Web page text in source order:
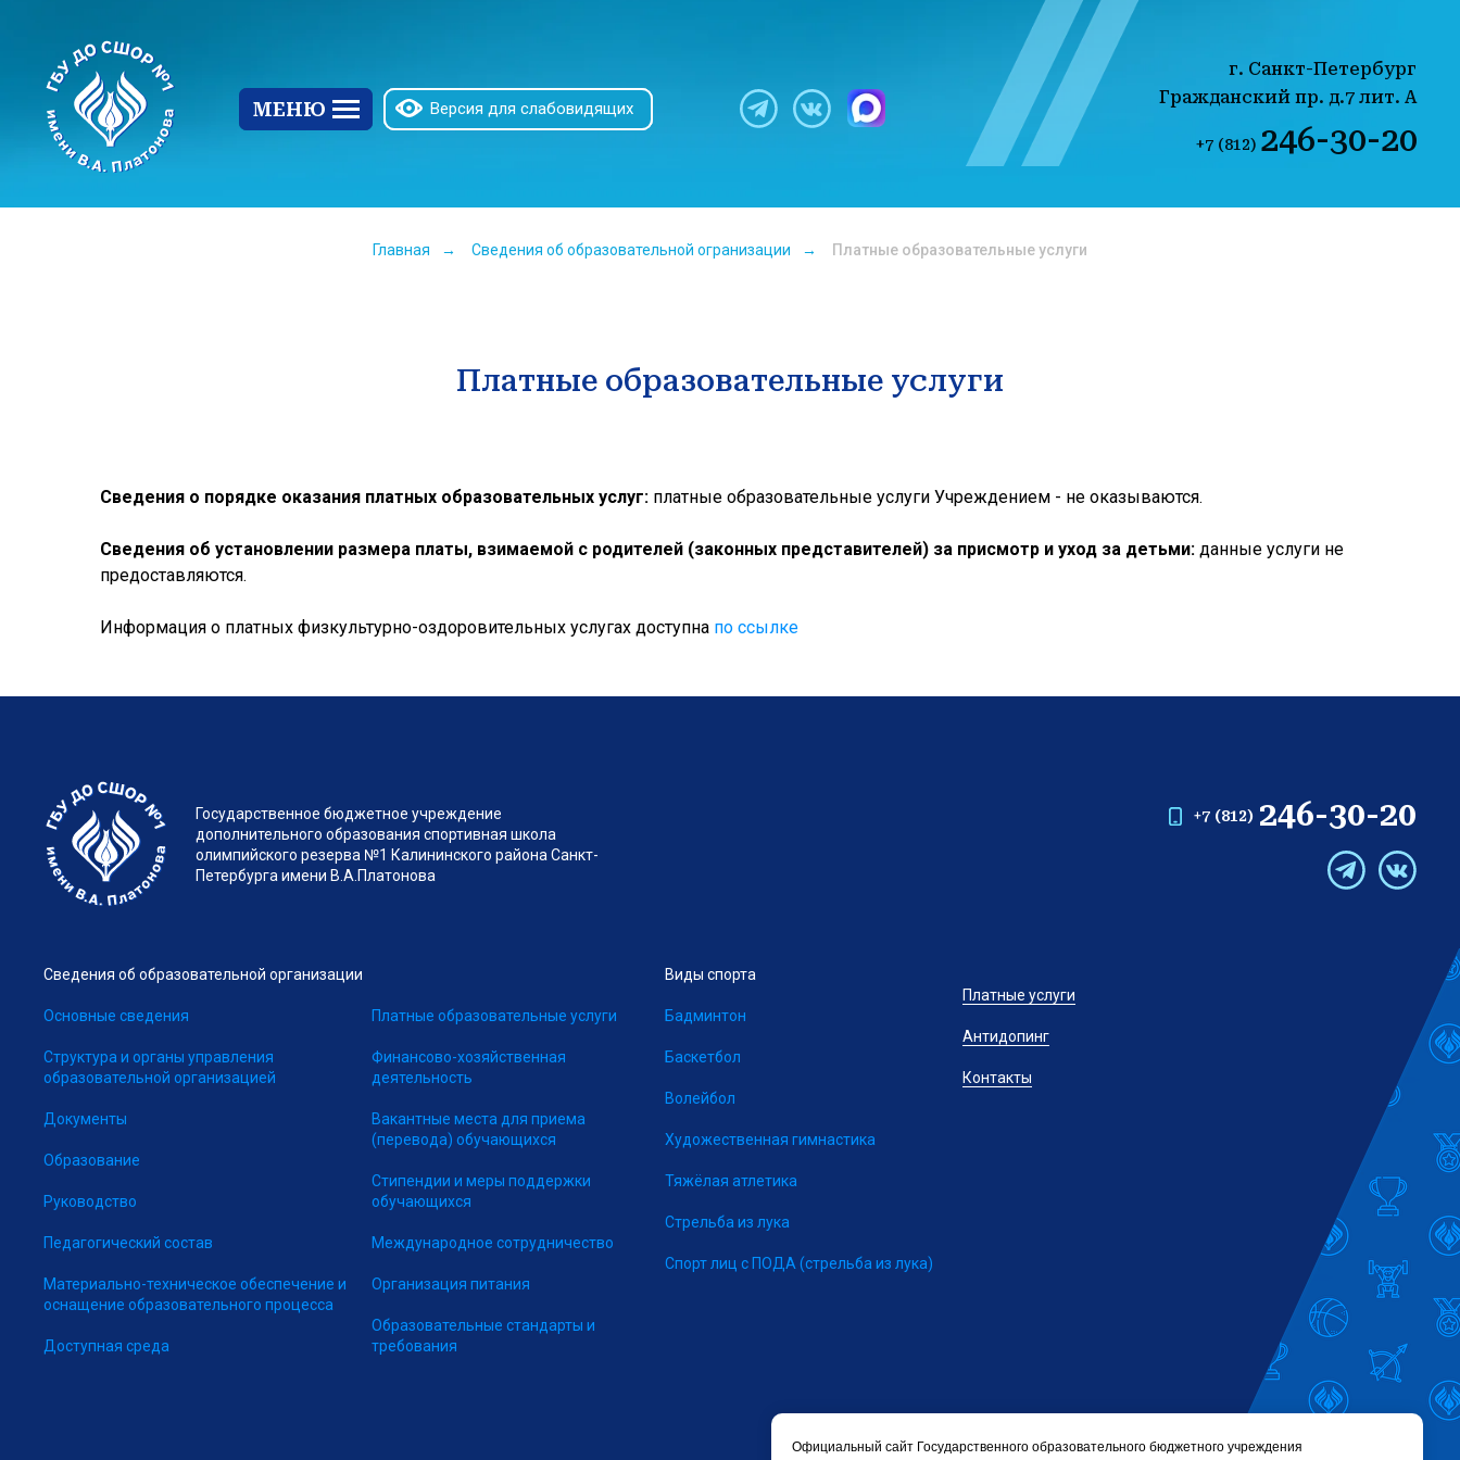
Гражданский пр. д.7 лит. А
г. Санкт-Петербург
+7 (812) 246-30-20
Версия для слабовидящих
МЕНЮ
Главная → Сведения об образовательной огранизации → Платные образовательные услуги
Платные образовательные услуги
Сведения о порядке оказания платных образовательных услуг: платные образовательные услуги Учреждением - не оказываются.
Сведения об установлении размера платы, взимаемой с родителей (законных представителей) за присмотр и уход за детьми: данные услуги не
предоставляются.
Информация о платных физкультурно-оздоровительных услугах доступна по ссылке
Официальный сайт Государственного образовательного бюджетного учреждения
Государственное бюджетное учреждение
дополнительного образования спортивная школа
олимпийского резерва №1 Калининского района Санкт-
Петербурга имени В.А.Платонова
Сведения об образовательной организации
Основные сведения
Структура и органы управления
образовательной организацией
Документы
Образование
Руководство
Педагогический состав
Материально-техническое обеспечение и
оснащение образовательного процесса
Доступная среда
Платные образовательные услуги
Финансово-хозяйственная
деятельность
Вакантные места для приема
(перевода) обучающихся
Стипендии и меры поддержки
обучающихся
Международное сотрудничество
Организация питания
Образовательные стандарты и
требования
Виды спорта
Бадминтон
Баскетбол
Волейбол
Художественная гимнастика
Тяжёлая атлетика
Стрельба из лука
Спорт лиц с ПОДА (стрельба из лука)
Платные услуги
Антидопинг
Контакты
+7 (812) 246-30-20